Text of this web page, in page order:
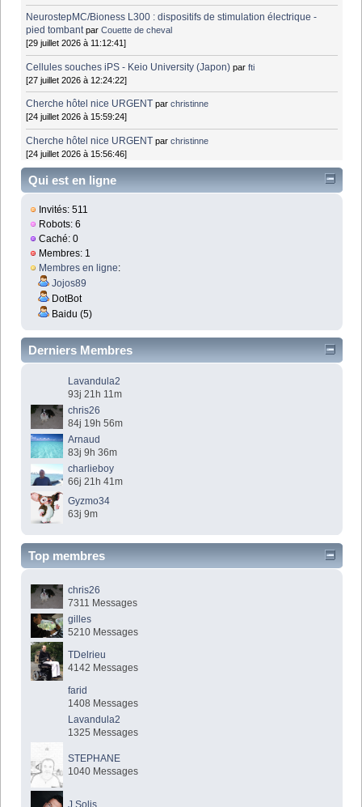
NeurostepMC/Bioness L300 : dispositifs de stimulation électrique -
pied tombant parCouette de cheval
[29 juillet 2026 à 11:12:41]
Cellules souches iPS - Keio University (Japon) parfti
[27 juillet 2026 à 12:24:22]
Cherche hôtel nice URGENT parchristinne
[24 juillet 2026 à 15:59:24]
Cherche hôtel nice URGENT parchristinne
[24 juillet 2026 à 15:56:46]
Qui est en ligne
Invités: 511
Robots: 6
Caché: 0
Membres: 1
Membres en ligne:
Jojos89
DotBot
Baidu (5)
Derniers Membres
Lavandula2
93j 21h 11m
chris26
84j 19h 56m
Arnaud
83j 9h 36m
charlieboy
66j 21h 41m
Gyzmo34
63j 9m
Top membres
chris26
7311 Messages
gilles
5210 Messages
TDelrieu
4142 Messages
farid
1408 Messages
Lavandula2
1325 Messages
STEPHANE
1040 Messages
J.Solis